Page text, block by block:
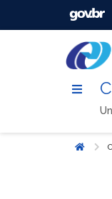
Início